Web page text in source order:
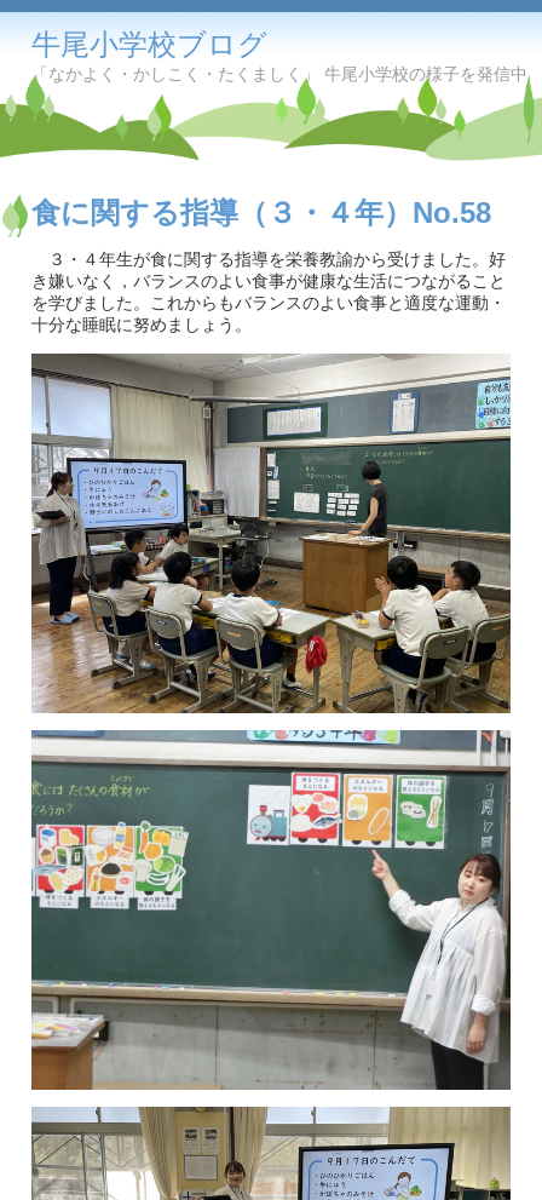
牛尾小学校ブログ
「なかよく・かしこく・たくましく」 牛尾小学校の様子を発信中
食に関する指導（３・４年）No.58
３・４年生が食に関する指導を栄養教諭から受けました。好
き嫌いなく，バランスのよい食事が健康な生活につながること
を学びました。これからもバランスのよい食事と適度な運動・
十分な睡眠に努めましょう。